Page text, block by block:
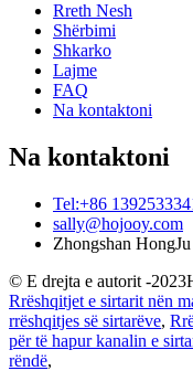
Rreth Nesh
Shërbimi
Shkarko
Lajme
FAQ
Na kontaktoni
Na kontaktoni
Tel:+86
sally@hojooy.com
Zhongshan
© E drejta e autorit -2023
Rrëshqitjet e sirtarit nën
rrëshqitjes së sirtarëve,
për të hapur kanalin e
rëndë,